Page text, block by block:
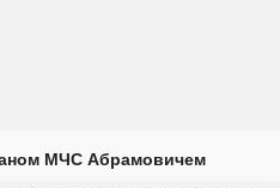
МЧС Абрамовичем